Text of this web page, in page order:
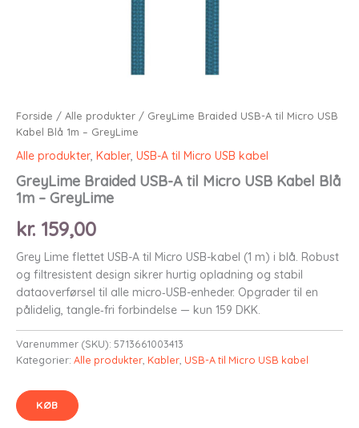
Forside / Alle produkter / GreyLime Braided USB-A til Micro USB
Kabel Blå 1m – GreyLime
Alle produkter, Kabler, USB-A til Micro USB kabel
GreyLime Braided USB-A til Micro USB Kabel Blå
1m – GreyLime
kr. 159,00
Grey Lime flettet USB-A til Micro USB-kabel (1 m) i blå. Robust
og filtresistent design sikrer hurtig opladning og stabil
dataoverførsel til alle micro‑USB-enheder. Opgrader til en
pålidelig, tangle‑fri forbindelse — kun 159 DKK.
Varenummer (SKU): 5713661003413
Kategorier: Alle produkter Kabler USB-A til Micro USB kabel
KØB